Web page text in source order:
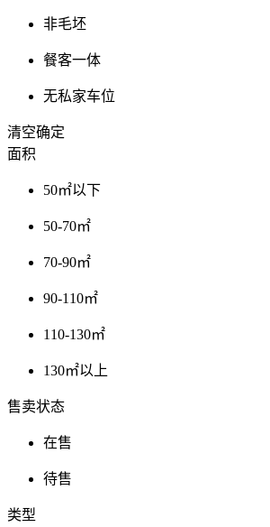
非毛坯
餐客一体
无私家车位
清空确定
面积
50㎡以下
50-70㎡
70-90㎡
90-110㎡
110-130㎡
130㎡以上
售卖状态
在售
待售
类型